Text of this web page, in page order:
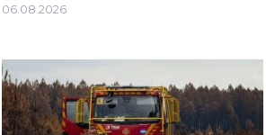
06.08.2026